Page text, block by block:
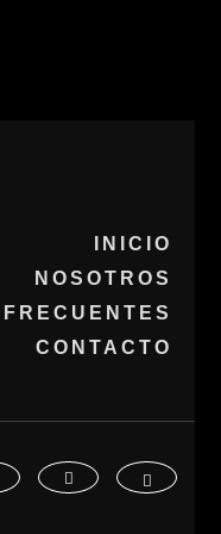
INICIO
NOSOTROS
CONTACTO